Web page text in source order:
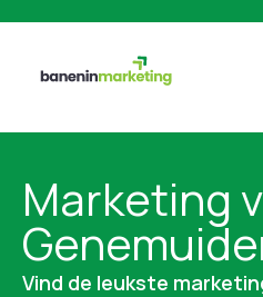
Marketing
Vind de leukste